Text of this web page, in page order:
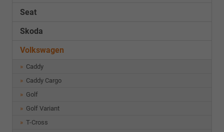
Seat
Skoda
Volkswagen
Caddy
Caddy Cargo
Golf
Golf Variant
T-Cross